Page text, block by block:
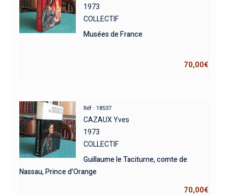
1973
COLLECTIF
Musées de France
70,00€
Réf : 18537
CAZAUX Yves
1973
COLLECTIF
Guillaume le Taciturne, comte de
Nassau, Prince d’Orange
70,00€